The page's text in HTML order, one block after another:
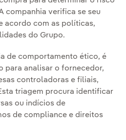
companhia verifica se seu
acordo com as políticas,
do Grupo.
de comportamento ético, é
para analisar o fornecedor,
controladoras e filiais,
triagem procura identificar
ou indícios de
de compliance e direitos